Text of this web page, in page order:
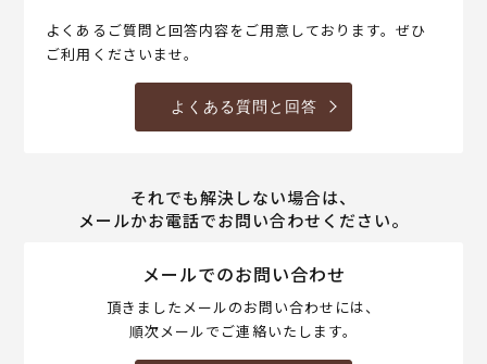
よくあるご質問と回答内容をご用意しております。ぜひ
ご利用くださいませ。
よくある質問と回答
それでも解決しない場合は、
メールかお電話でお問い合わせください。
メールでのお問い合わせ
頂きましたメールのお問い合わせには、
順次メールでご連絡いたします。